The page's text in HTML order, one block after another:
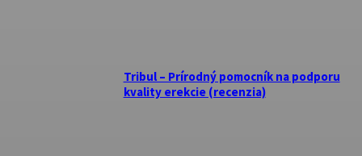
Tribul – Prírodný pomocník na podporu
kvality erekcie (recenzia)